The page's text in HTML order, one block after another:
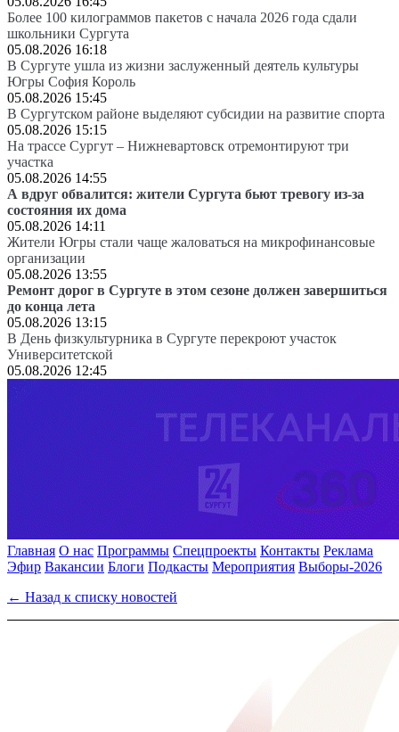
Более 100 килограммов пакетов с начала 2026 года сдали
школьники Сургута
05.08.2026 16:18
В Сургуте ушла из жизни заслуженный деятель культуры
Югры София Король
05.08.2026 15:45
В Сургутском районе выделяют субсидии на развитие спорта
05.08.2026 15:15
На трассе Сургут – Нижневартовск отремонтируют три
участка
05.08.2026 14:55
А вдруг обвалится: жители Сургута бьют тревогу из-за
состояния их дома
05.08.2026 14:11
Жители Югры стали чаще жаловаться на микрофинансовые
организации
05.08.2026 13:55
Ремонт дорог в Сургуте в этом сезоне должен завершиться
до конца лета
05.08.2026 13:15
В День физкультурника в Сургуте перекроют участок
Университетской
05.08.2026 12:45
Главная О нас Программы Спецпроекты Контакты Реклама
Эфир Вакансии Блоги Подкасты Мероприятия Выборы-2026
← Назад к списку новостей